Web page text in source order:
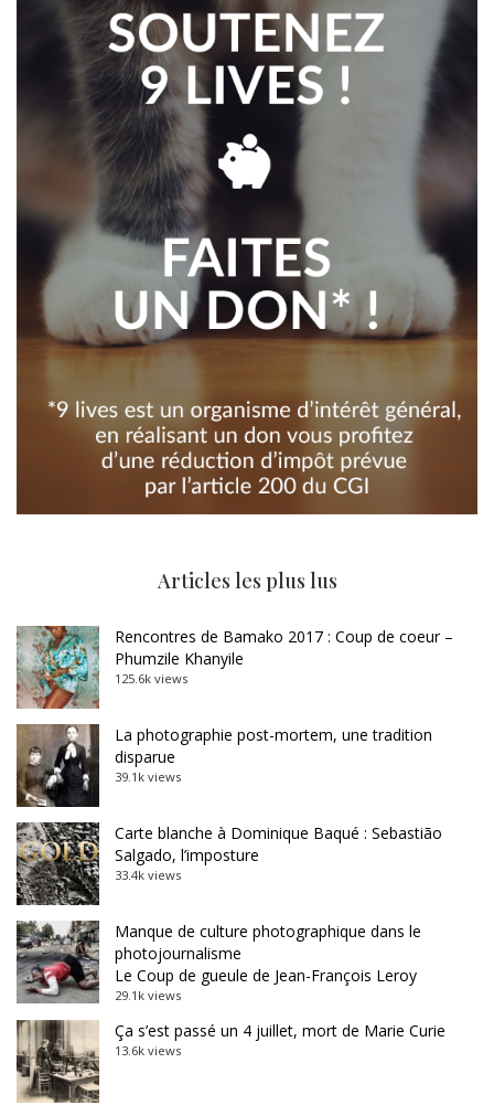
Articles les plus lus
Rencontres de Bamako 2017 : Coup de coeur –
Phumzile Khanyile
125.6k views
La photographie post-mortem, une tradition
disparue
39.1k views
Carte blanche à Dominique Baqué : Sebastião
Salgado, l’imposture
33.4k views
Manque de culture photographique dans le
photojournalisme
Le Coup de gueule de Jean-François Leroy
29.1k views
Ça s’est passé un 4 juillet, mort de Marie Curie
13.6k views